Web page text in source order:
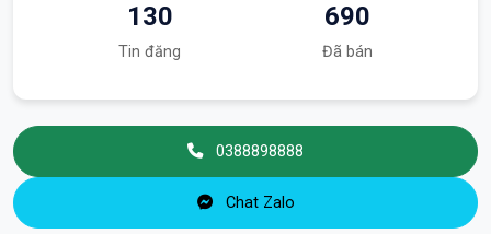
130
Tin đăng
690
Đã bán
0388898888
Chat Zalo